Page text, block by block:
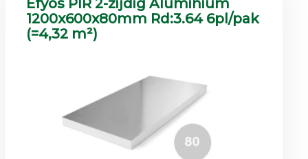
Efyos PIR 2-zijdig Aluminium
1200x600x80mm Rd:3.64 6pl/pak
(=4,32 m²)